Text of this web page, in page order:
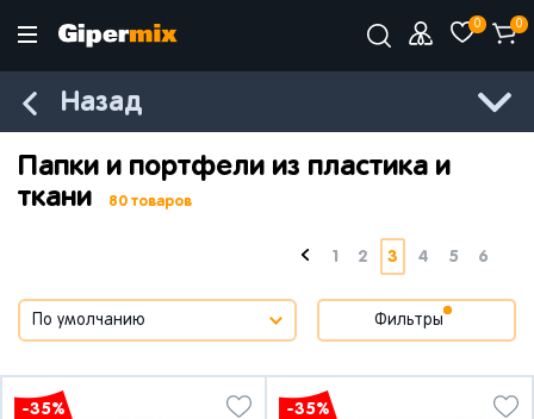
0 0
Назад
Папки и портфели из пластика и
ткани
80 товаров
1 2 3 4 5 6
Фильтры
-35% -35%